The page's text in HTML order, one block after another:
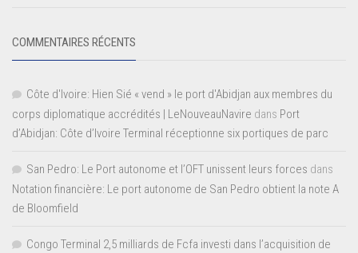
COMMENTAIRES RÉCENTS
Côte d'Ivoire: Hien Sié « vend » le port d'Abidjan aux membres du
corps diplomatique accrédités | LeNouveauNavire dans Port
d’Abidjan: Côte d’Ivoire Terminal réceptionne six portiques de parc
San Pedro: Le Port autonome et l’OFT unissent leurs forces dans
Notation financière: Le port autonome de San Pedro obtient la note A
de Bloomfield
Congo Terminal 2,5 milliards de Fcfa investi dans l’acquisition de